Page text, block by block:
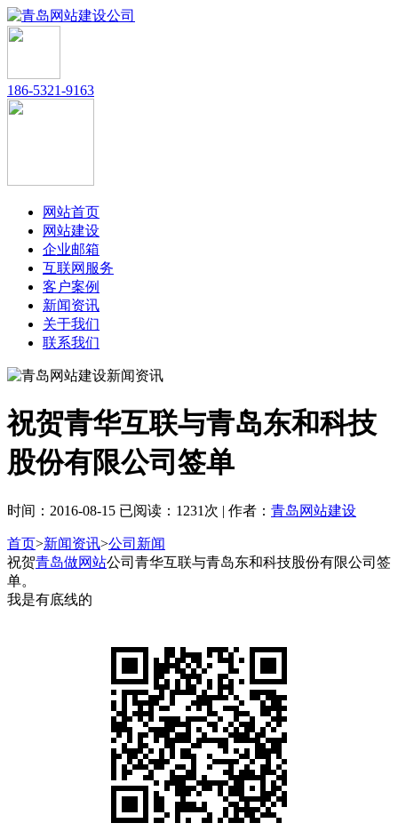
186-5321-9163
网站首页
网站建设
企业邮箱
互联网服务
客户案例
新闻资讯
关于我们
联系我们
祝贺青华互联与青岛东和科技
股份有限公司签单
时间：2016-08-15 已阅读：1231次 | 作者： 青岛网站建设
首页>新闻资讯>公司新闻
祝贺青岛做网站公司青华互联与青岛东和科技股份有限公司签
单。
我是有底线的